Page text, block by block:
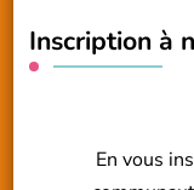
Inscription à
En vous